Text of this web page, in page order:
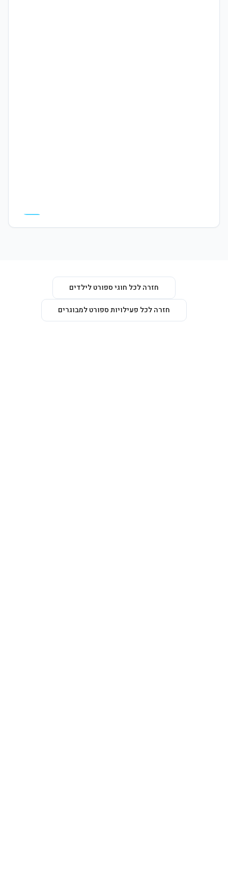
המרכז פתוח לקהל הרחב, תבואו לבקר
חזרה לכל חוגי ספורט לילדים
חזרה לכל פעילויות ספורט למבוגרים